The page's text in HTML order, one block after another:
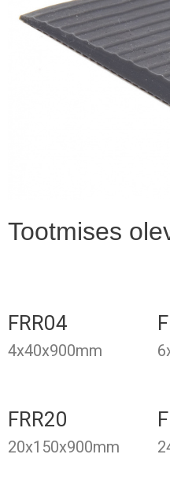
Tootmises
FRR04
4x40x900mm
FRR20
20x150x900mm